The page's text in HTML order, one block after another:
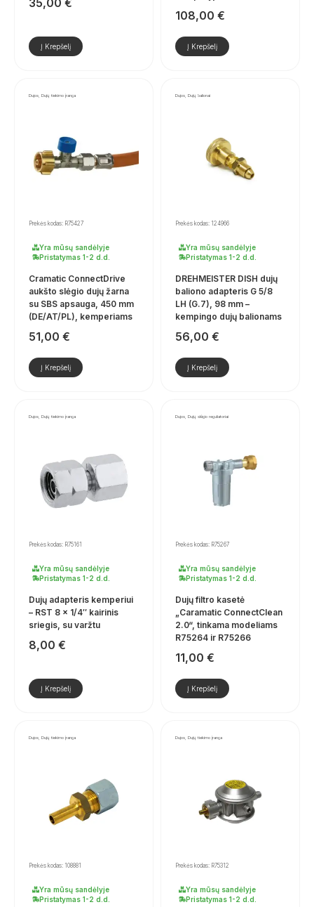
Į Krepšelį
108,00 €
Į Krepšelį
Dujos, Dujų tiekimo įranga
Prekės kodas: R75427
Yra mūsų sandėlyje
Pristatymas 1-2 d.d.
Cramatic ConnectDrive
aukšto slėgio dujų žarna
su SBS apsauga, 450 mm
(DE/AT/PL), kemperiams
51,00 €
Į Krepšelį
Dujos, Dujų balionai
Prekės kodas: 124966
Yra mūsų sandėlyje
Pristatymas 1-2 d.d.
DREHMEISTER DISH dujų
baliono adapteris G 5/8
LH (G.7), 98 mm –
kempingo dujų balionams
56,00 €
Į Krepšelį
Dujos, Dujų tiekimo įranga
Prekės kodas: R75161
Yra mūsų sandėlyje
Pristatymas 1-2 d.d.
Dujų adapteris kemperiui
– RST 8 × 1/4″ kairinis
sriegis, su varžtu
8,00 €
Į Krepšelį
Dujos, Dujų slėgio reguliatoriai
Prekės kodas: R75267
Yra mūsų sandėlyje
Pristatymas 1-2 d.d.
Dujų filtro kasetė
„Caramatic ConnectClean
2.0“, tinkama modeliams
R75264 ir R75266
11,00 €
Į Krepšelį
Dujos, Dujų tiekimo įranga
Prekės kodas: 108881
Yra mūsų sandėlyje
Pristatymas 1-2 d.d.
Dujos, Dujų tiekimo įranga
Prekės kodas: R75312
Yra mūsų sandėlyje
Pristatymas 1-2 d.d.